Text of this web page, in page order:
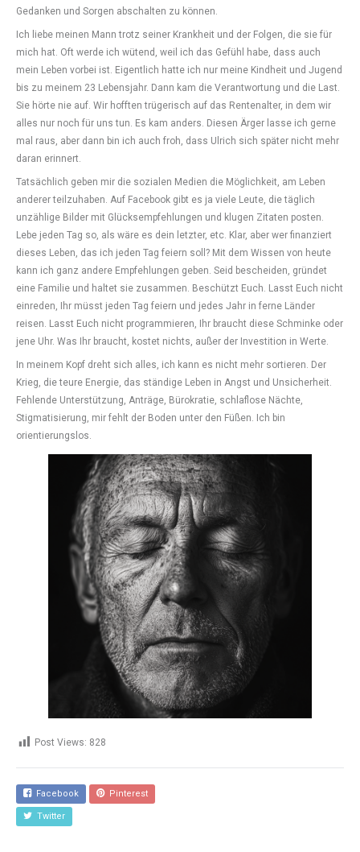
Gedanken und Sorgen abschalten zu können.
Ich liebe meinen Mann trotz seiner Krankheit und der Folgen, die sie für
mich hat. Oft werde ich wütend, weil ich das Gefühl habe, dass auch
mein Leben vorbei ist. Eigentlich hatte ich nur meine Kindheit und Jugend
bis zu meinem 23 Lebensjahr. Dann kam die Verantwortung und die Last.
Sie hörte nie auf. Wir hofften trügerisch auf das Rentenalter, in dem wir
alles nur noch für uns tun. Es kam anders. Diesen Ärger lasse ich gerne
mal raus, aber dann bin ich auch froh, dass Ulrich sich später nicht mehr
daran erinnert.
Tatsächlich geben mir die sozialen Medien die Möglichkeit, am Leben
anderer teilzuhaben. Auf Facebook gibt es ja viele Leute, die täglich
unzählige Bilder mit Glücksempfehlungen und klugen Zitaten posten.
Lebe jeden Tag so, als wäre es dein letzter, etc. Klar, aber wer finanziert
dieses Leben, das ich jeden Tag feiern soll? Mit dem Wissen von heute
kann ich ganz andere Empfehlungen geben. Seid bescheiden, gründet
eine Familie und haltet sie zusammen. Beschützt Euch. Lasst Euch nicht
einreden, Ihr müsst jeden Tag feiern und jedes Jahr in ferne Länder
reisen. Lasst Euch nicht programmieren, Ihr braucht diese Schminke oder
jene Uhr. Was Ihr braucht, kostet nichts, außer der Investition in Werte.
In meinem Kopf dreht sich alles, ich kann es nicht mehr sortieren. Der
Krieg, die teure Energie, das ständige Leben in Angst und Unsicherheit.
Fehlende Unterstützung, Anträge, Bürokratie, schlaflose Nächte,
Stigmatisierung, mir fehlt der Boden unter den Füßen. Ich bin
orientierungslos.
Post Views: 828
Facebook Pinterest
Twitter